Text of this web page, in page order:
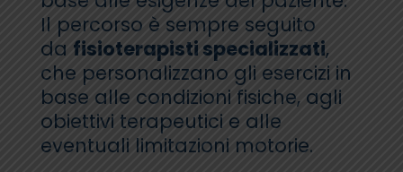
Il percorso è sempre seguito
da fisioterapisti specializzati,
che personalizzano gli esercizi in
base alle condizioni fisiche, agli
obiettivi terapeutici e alle
eventuali limitazioni motorie.